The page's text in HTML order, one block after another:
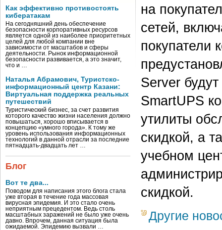
Как эффективно противостоять
кибератакам
На сегодняшний день обеспечение
безопасности корпоративных ресурсов
является одной из наиболее приоритетных
целей для любой компании вне
зависимости от масштабов и сферы
деятельности. Рынок информационной
безопасности развивается, а это значит,
что и …
Наталья Абрамович, Туристско-
информационный центр Казани:
Виртуальная поддержка реальных
путешествий
Туристический бизнес, за счет развития
которого качество жизни населения должно
повышаться, хорошо вписывается в
концепцию «умного города». К тому же
уровень использования информационных
технологий в данной отрасли за последние
пятнадцать-двадцать лет …
Блог
Вот те два...
Поводом для написания этого блога стала
уже вторая в течение года массовая
вирусная эпидемия. И это стало очень
неприятным прецедентом. Ведь столь
масштабных заражений не было уже очень
давно. Впрочем, данная ситуация была
ожидаемой. Эпидемию вызвали …
на
сетей,
покупатели
Server
SmartUPS
утилиты
скидкой, а
учебном
скидкой.
Другие